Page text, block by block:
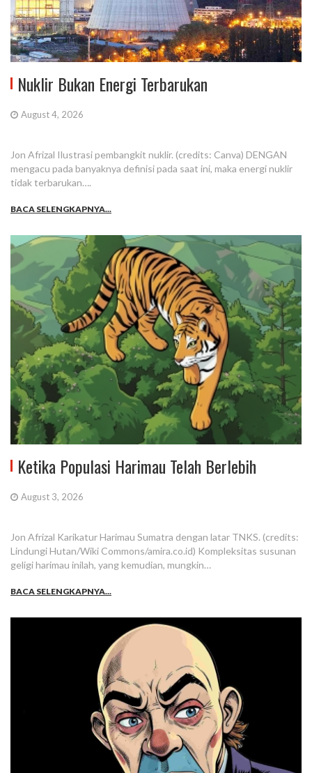
Nuklir Bukan Energi Terbarukan
August 4, 2026
Jon Afrizal Ilustrasi pembangkit nuklir. (credits: Canva) DENGAN
mengacu pada banyaknya definisi pada saat ini, maka energi nuklir
tidak terbarukan….
BACA SELENGKAPNYA...
Ketika Populasi Harimau Telah Berlebih
August 3, 2026
Jon Afrizal Karikatur Harimau Sumatra dengan latar TNKS. (credits:
Lindungi Hutan/Wiki Commons/amira.co.id) Kompleksitas susunan
geligi harimau inilah, yang kemudian, mungkin…
BACA SELENGKAPNYA...